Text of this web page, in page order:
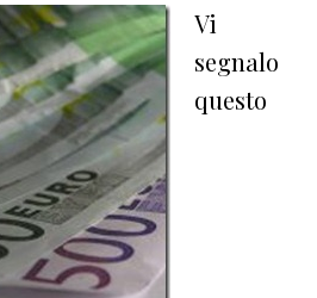
Vi
segnalo
questo